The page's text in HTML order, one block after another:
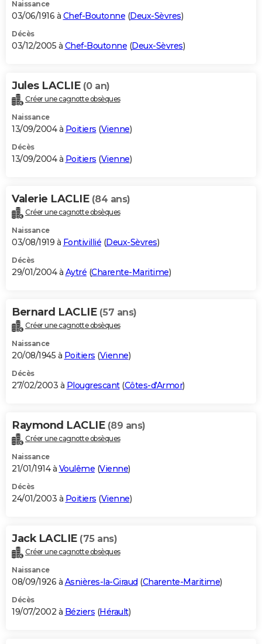
Naissance
03/06/1916 à Chef-Boutonne (Deux-Sèvres)
Décès
03/12/2005 à Chef-Boutonne (Deux-Sèvres)
Jules LACLIE (0 an)
Créer une cagnotte obsèques
Naissance
13/09/2004 à Poitiers (Vienne)
Décès
13/09/2004 à Poitiers (Vienne)
Valerie LACLIE (84 ans)
Créer une cagnotte obsèques
Naissance
03/08/1919 à Fontivillié (Deux-Sèvres)
Décès
29/01/2004 à Aytré (Charente-Maritime)
Bernard LACLIE (57 ans)
Créer une cagnotte obsèques
Naissance
20/08/1945 à Poitiers (Vienne)
Décès
27/02/2003 à Plougrescant(Côtes-d'Armor)
Raymond LACLIE (89 ans)
Créer une cagnotte obsèques
Naissance
21/01/1914 à Voulême (Vienne)
Décès
24/01/2003 à Poitiers (Vienne)
Jack LACLIE (75 ans)
Créer une cagnotte obsèques
Naissance
08/09/1926 à Asnières-la-Giraud (Charente-Maritime)
Décès
19/07/2002 à Béziers (Hérault)